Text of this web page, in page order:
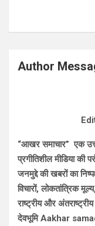
Author
Editor:
“आखर समाचार” एक
प्रगीतिशील मीडिया
जनमुद्दे की खबरों का
विचारों, लोकतांत्रिक
राष्ट्रीय और
देवभूमि Aakhar